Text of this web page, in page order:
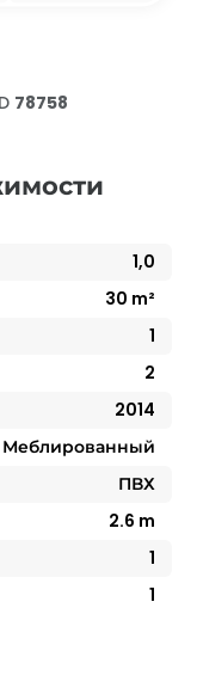
78758
1,0
30 m²
1
2
2014
Меблированный
ПВХ
2.6 m
1
1